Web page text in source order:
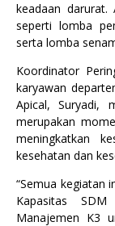
keadaan darurat.
seperti lomba
serta lomba
Koordinator
karyawan
Apical, Suryadi,
merupakan
meningkatkan
kesehatan dan
“Semua kegiatan
Kapasitas
Manajemen K3